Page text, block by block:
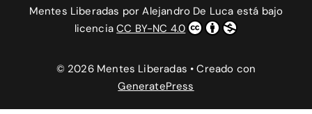
Mentes Liberadas porAlejandro De Luca está bajo
licenciaCC BY-NC 4.0
© 2026 Mentes Liberadas • Creado con
GeneratePress